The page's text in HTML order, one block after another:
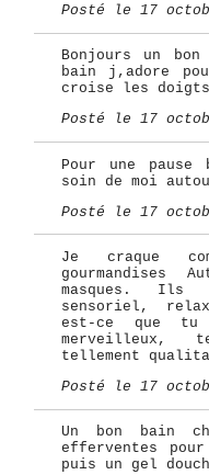
Posté le 17
Bonjours un
bain j,adore
croise les doigts
Posté le 17
Pour une
soin de moi
Posté le 17
Je craque
gourmandises
masques. Ils
sensoriel,
est-ce que tu
merveilleux,
tellement
Posté le 17
Un bon bain
efferventes
puis un gel